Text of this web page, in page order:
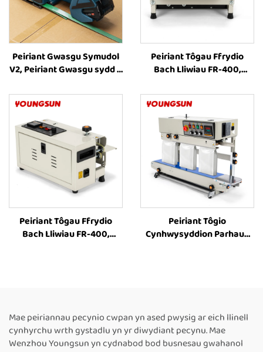
Peiriant Gwasgu Symudol
V2, Peiriant Gwasgu sydd â
Gwasgu Plastig, Offer
Gwasgu a Thrawsio
Peiriant Tôgau Ffrydio
Bach Lliwiau FR-400,
Peiriannau Tôgau Ffrydio
Band Parhaus ar gyfer
Pecynu Bwyd
Peiriant Tôgau Ffrydio
Bach Lliwiau FR-400,
Peiriant Tôgio
Cynhwysyddion Parhaus
Peiriant Tôgio
Cynhwysyddion Coffi
Mae peiriannau pecynio cwpan yn ased pwysig ar eich llinell
cynhyrchu wrth gystadlu yn yr diwydiant pecynu. Mae
Wenzhou Youngsun yn cydnabod bod busnesau gwahanol